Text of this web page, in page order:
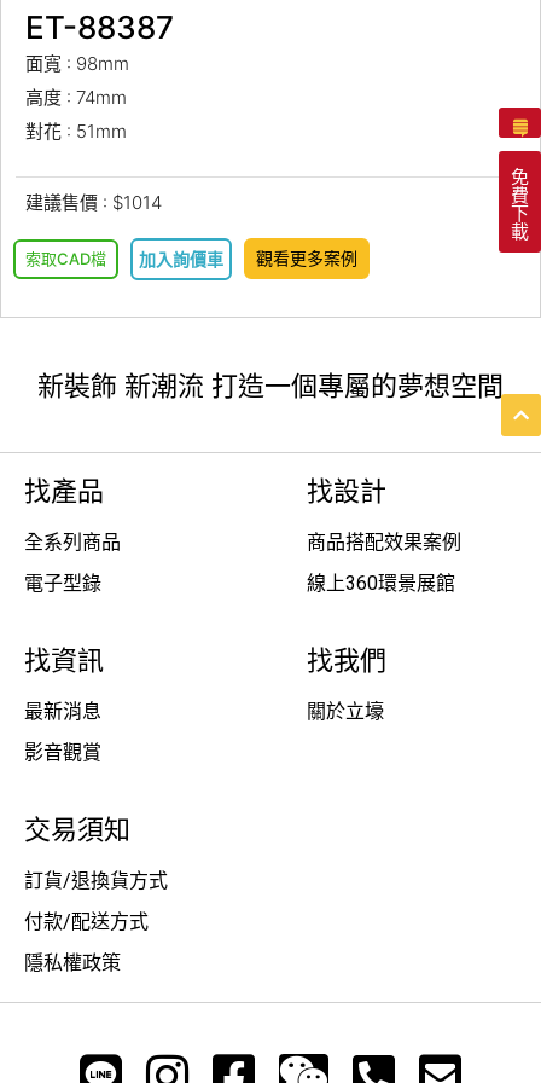
ET-88387
面寬 : 98mm
高度 : 74mm
對花 : 51mm
建議售價 : $1014
索取CAD檔 加入詢價車 觀看更多案例
免
費
下
載
新裝飾 新潮流 打造一個專屬的夢想空間
找產品
全系列商品
電子型錄
找設計
商品搭配效果案例
線上360環景展館
找資訊
最新消息
影音觀賞
找我們
關於立壕
交易須知
訂貨/退換貨方式
付款/配送方式
隱私權政策